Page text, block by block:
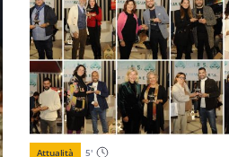
Attualità 5'